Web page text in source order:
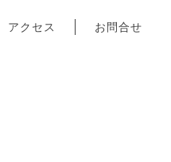
アクセス お問合せ